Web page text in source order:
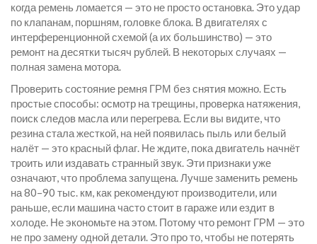
когда ремень ломается — это не просто остановка. Это удар
по клапанам, поршням, головке блока. В двигателях с
интерференционной схемой (а их большинство) — это
ремонт на десятки тысяч рублей. В некоторых случаях —
полная замена мотора.
Проверить состояние ремня ГРМ без снятия можно. Есть
простые способы: осмотр на трещины, проверка натяжения,
поиск следов масла или перегрева. Если вы видите, что
резина стала жесткой, на ней появилась пыль или белый
налёт — это красный флаг. Не ждите, пока двигатель начнёт
троить или издавать странный звук. Эти признаки уже
означают, что проблема запущена. Лучше заменить ремень
на 80–90 тыс. км, как рекомендуют производители, или
раньше, если машина часто стоит в гараже или ездит в
холоде. Не экономьте на этом. Потому что ремонт ГРМ — это
не про замену одной детали. Это про то, чтобы не потерять